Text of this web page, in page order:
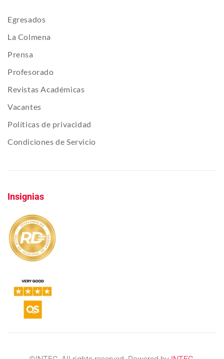
Egresados
La Colmena
Prensa
Profesorado
Revistas Académicas
Vacantes
Políticas de privacidad
Condiciones de Servicio
Insignias